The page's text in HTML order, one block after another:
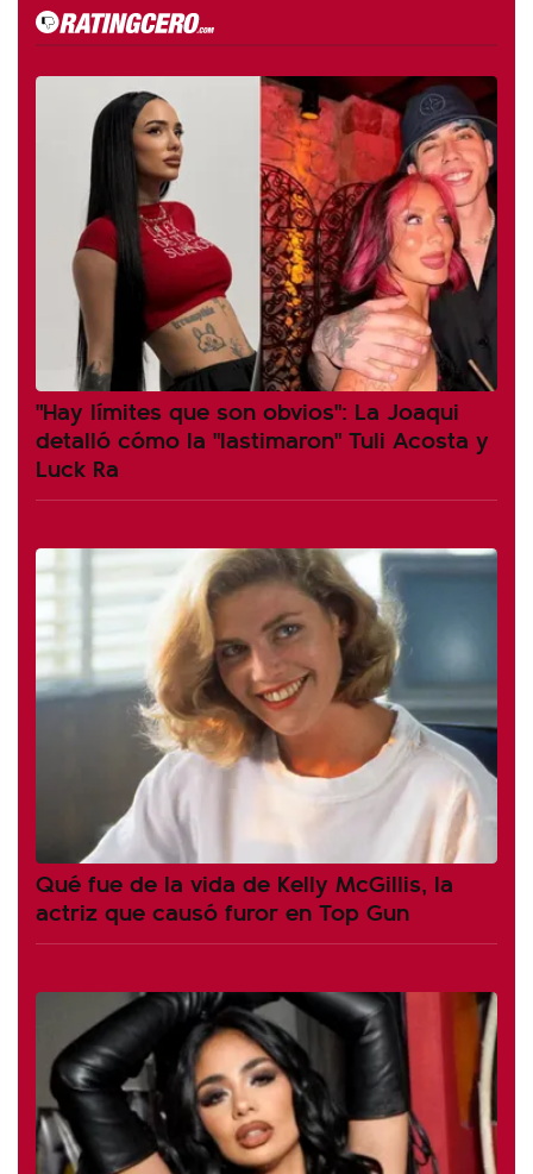
"Hay límites que son obvios": La Joaqui
detalló cómo la "lastimaron" Tuli Acosta y
Luck Ra
Qué fue de la vida de Kelly McGillis, la
actriz que causó furor en Top Gun